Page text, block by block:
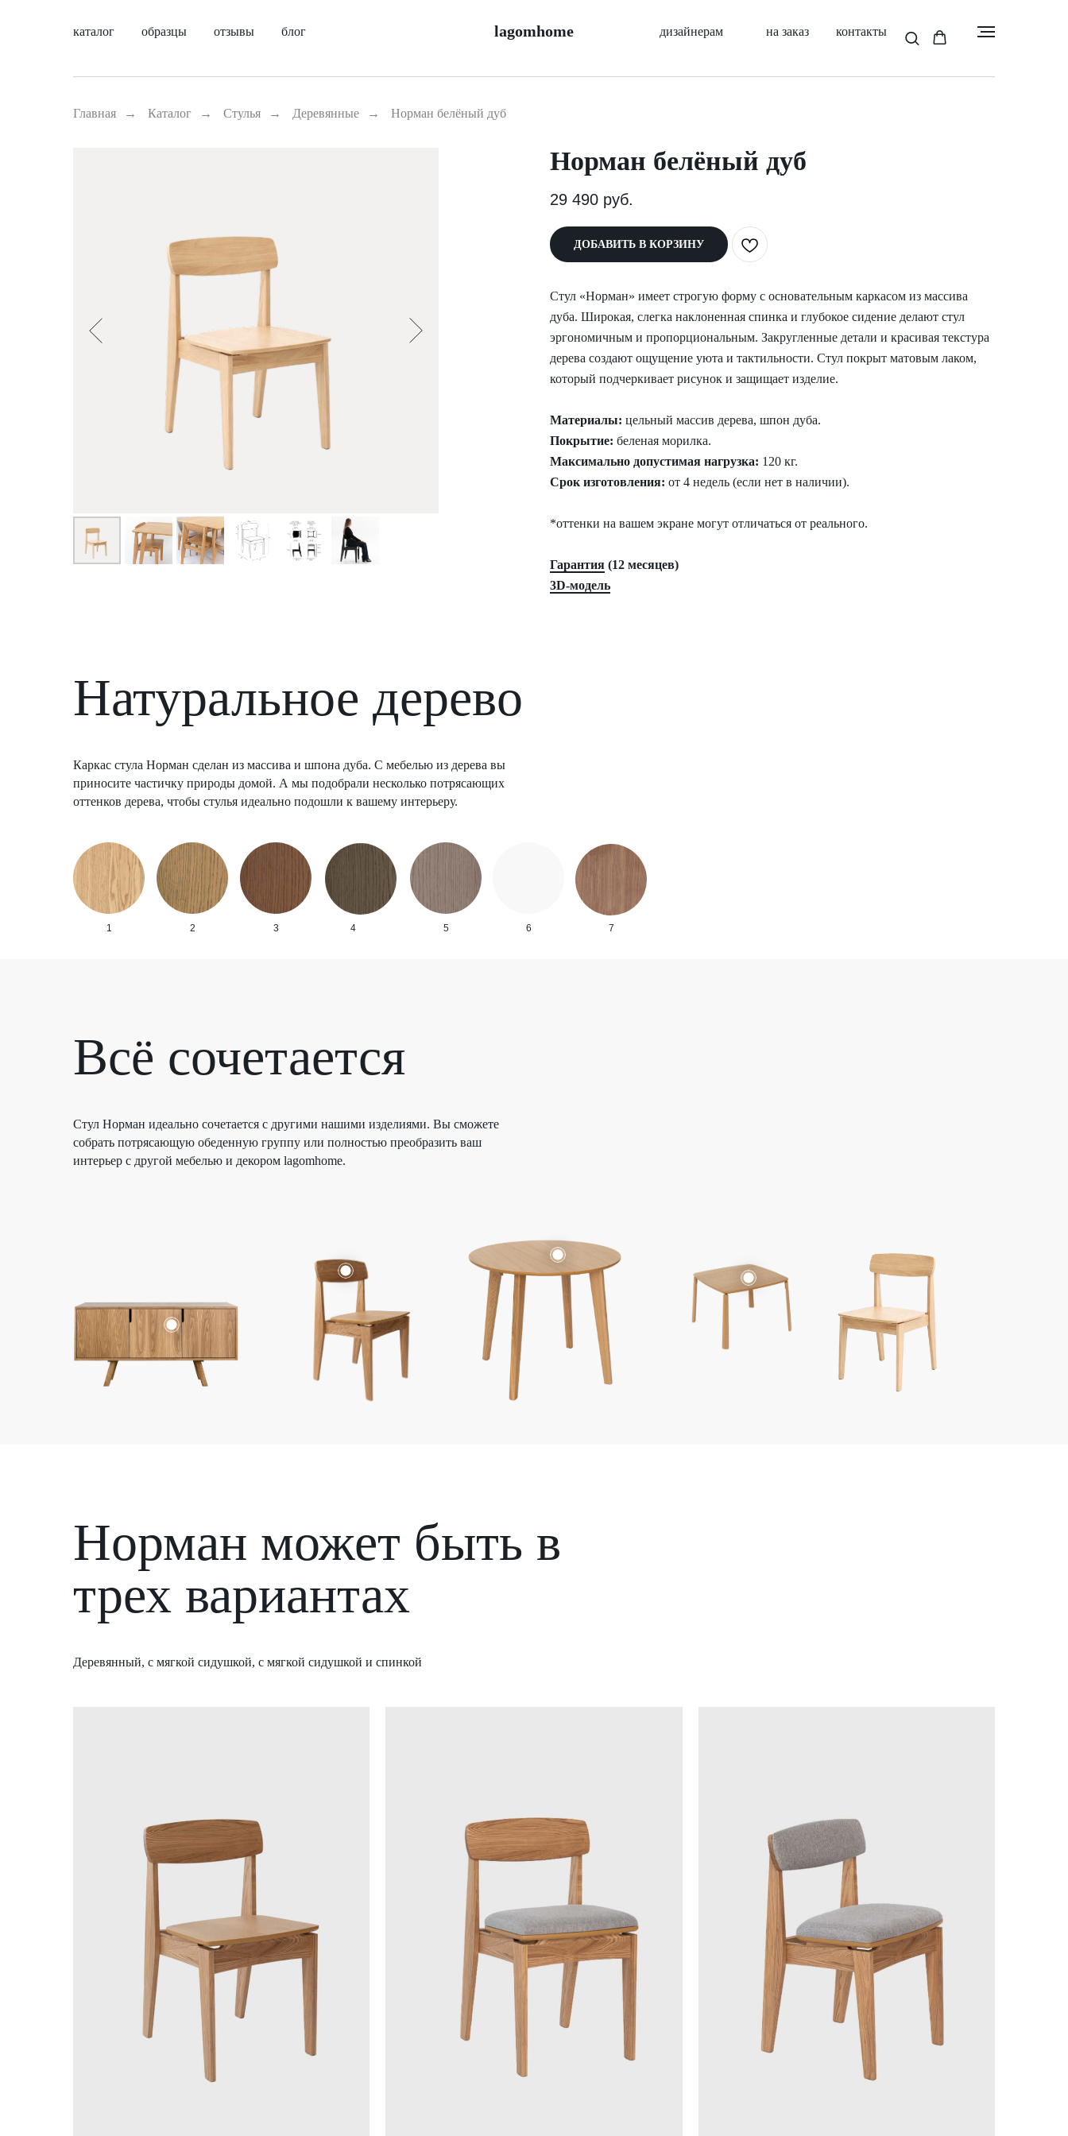
lagomhome
каталог образцы отзывы блог дизайнерам на заказ контакты
Главная → Каталог → Стулья → Деревянные → Норман белёный дуб
Норман белёный дуб
29 490 руб.
ДОБАВИТЬ В КОРЗИНУ
Cтул «Норман» имеет строгую форму с основательным каркасом из массива
дуба. Широкая, слегка наклоненная спинка и глубокое сидение делают стул
эргономичным и пропорциональным. Закругленные детали и красивая текстура
дерева создают ощущение уюта и тактильности. Стул покрыт матовым лаком,
который подчеркивает рисунок и защищает изделие.
Материалы: цельный массив дерева, шпон дуба.
Покрытие: беленая морилка.
Максимально допустимая нагрузка: 120 кг.
Срок изготовления: от 4 недель (если нет в наличии).
*оттенки на вашем экране могут отличаться от реального.
Гарантия (12 месяцев)
3D-модель
Натуральное дерево
Каркас стула Норман сделан из массива и шпона дуба. С мебелью из дерева вы
приносите частичку природы домой. А мы подобрали несколько потрясающих
оттенков дерева, чтобы стулья идеально подошли к вашему интерьеру.
1 2 3 4 5 6 7
Всё сочетается
Стул Норман идеально сочетается с другими нашими изделиями. Вы сможете
собрать потрясающую обеденную группу или полностью преобразить ваш
интерьер с другой мебелью и декором lagomhome.
Норман может быть в
трех вариантах
Деревянный, с мягкой сидушкой, с мягкой сидушкой и спинкой